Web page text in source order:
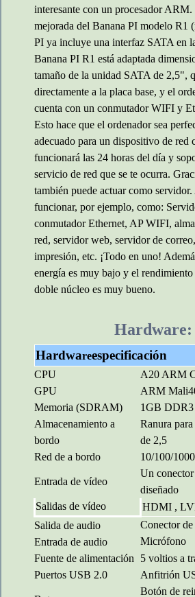
interesante con un procesador ARM.
mejorada del Banana PI modelo R1
PI ya incluye una interfaz SATA en
Banana PI R1 está adaptada
tamaño de la unidad SATA de 2,5",
directamente a la placa base, y el
cuenta con un conmutador WIFI y
Esto hace que el ordenador sea
adecuado para un dispositivo de red
funcionará las 24 horas del día y
servicio de red que se te ocurra.
también puede actuar como
funcionar, por ejemplo, como:
conmutador Ethernet, AP WIFI,
red, servidor web, servidor de
impresión, etc. ¡Todo en uno!
energía es muy bajo y el
doble núcleo es muy bueno.
Hardware:
Hardwareespecificación
CPU
A20 ARM
GPU
ARM
Memoria (SDRAM)
1GB DDR3
Almacenamiento a
bordo
Ranura
de 2,5
Red de a bordo
10/100/
Entrada de vídeo
Un
diseñado
Salidas de vídeo
HDMI ,
Salida de audio
Entrada de audio
Conector
Micrófono
Fuente de alimentación
5 voltios a
Puertos USB 2.0
Anfitrión
Botón de